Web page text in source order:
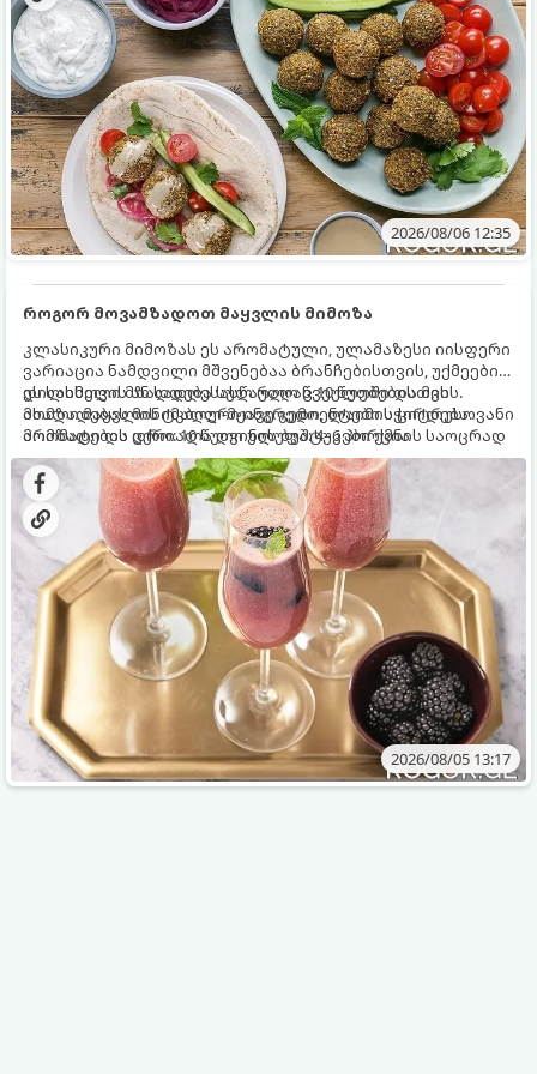
2026/08/06 12:35
როგორ მოვამზადოთ მაყვლის მიმოზა
კლასიკური მიმოზას ეს არომატული, ულამაზესი იისფერი
ვარიაცია ნამდვილი მშვენებაა ბრანჩებისთვის, უქმეების
დილისთვის ან სადღესასწაულო წვეულებებისთვის.
ახალი მაყვლის ტკბილ-მჟავე გემო, ლაიმის ციტრუსოვანი
არომატი და ცქრიალა ღვინის ბუშტუკები ქმნის საოცრად
დახვეწილ და მაგრილებელ კოქტეილს.
ეს სასმელი მზადდება სულ რაღაც 10 წუთში და მის
მომზადებას მინიმალური ინგრედიენტები სჭირდება.
მომზადების დრო: 10 წუთი ულუფა: 4–6 პორცია
2026/08/05 13:17